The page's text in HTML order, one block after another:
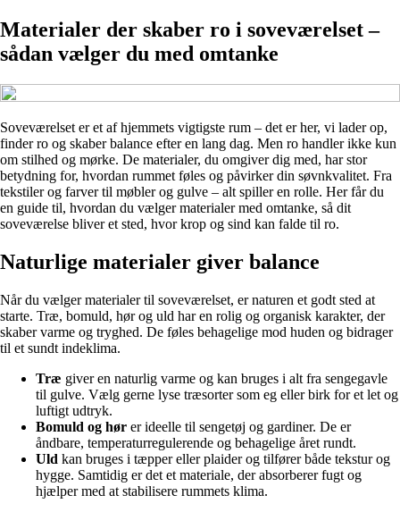
Materialer der skaber ro i soveværelset –
sådan vælger du med omtanke
Soveværelset er et af hjemmets vigtigste rum – det er her, vi lader op,
finder ro og skaber balance efter en lang dag. Men ro handler ikke kun
om stilhed og mørke. De materialer, du omgiver dig med, har stor
betydning for, hvordan rummet føles og påvirker din søvnkvalitet. Fra
tekstiler og farver til møbler og gulve – alt spiller en rolle. Her får du
en guide til, hvordan du vælger materialer med omtanke, så dit
soveværelse bliver et sted, hvor krop og sind kan falde til ro.
Naturlige materialer giver balance
Når du vælger materialer til soveværelset, er naturen et godt sted at
starte. Træ, bomuld, hør og uld har en rolig og organisk karakter, der
skaber varme og tryghed. De føles behagelige mod huden og bidrager
til et sundt indeklima.
Træ giver en naturlig varme og kan bruges i alt fra sengegavle
til gulve. Vælg gerne lyse træsorter som eg eller birk for et let og
luftigt udtryk.
Bomuld og hør er ideelle til sengetøj og gardiner. De er
åndbare, temperaturregulerende og behagelige året rundt.
Uld kan bruges i tæpper eller plaider og tilfører både tekstur og
hygge. Samtidig er det et materiale, der absorberer fugt og
hjælper med at stabilisere rummets klima.